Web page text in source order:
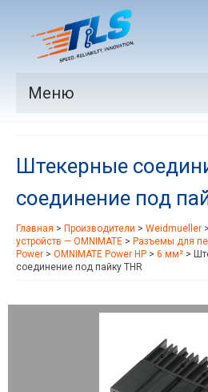
Меню
Производители
Рынки
Новости
Контакты
Штекерные
соединение под
Главная > Производители > Weidmueller >
устройств — OMNIMATE > Разъемы для
Power > OMNIMATE Power HP > 6 мм² >
соединение под пайку THR